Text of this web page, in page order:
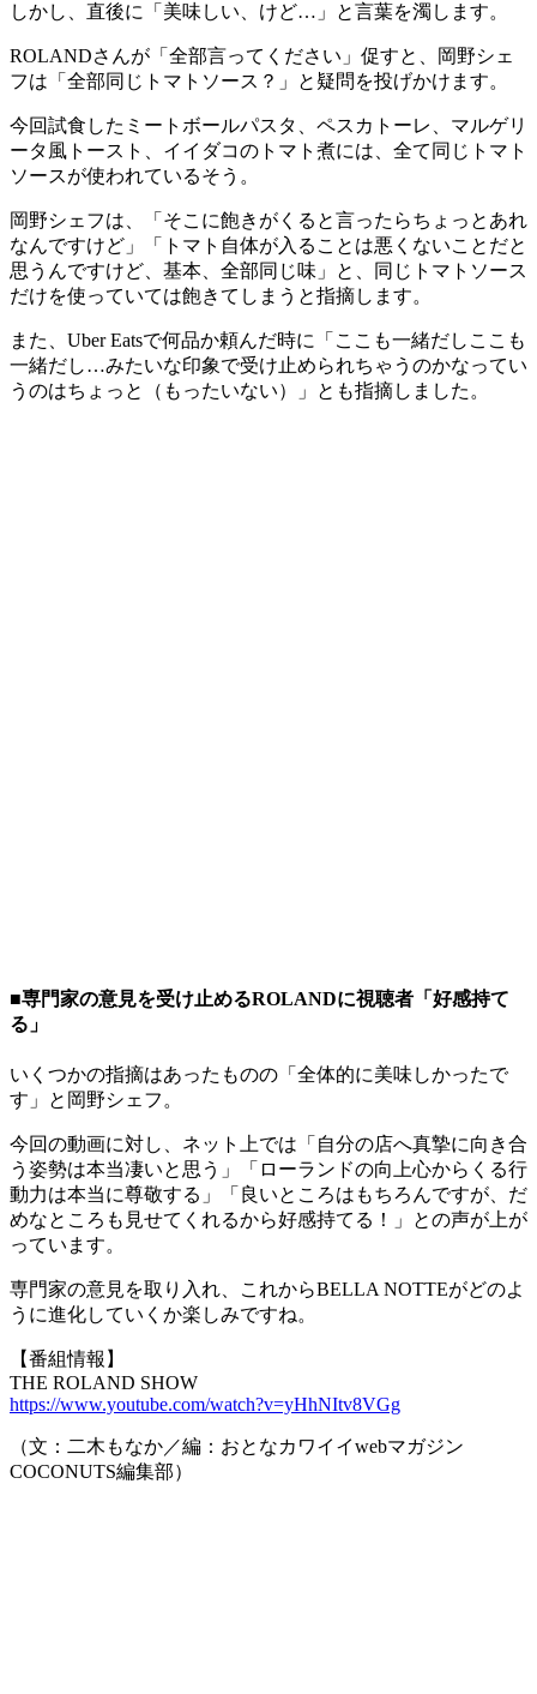
しかし、直後に「美味しい、けど…」と言葉を濁します。
ROLANDさんが「全部言ってください」促すと、岡野シェ
フは「全部同じトマトソース？」と疑問を投げかけます。
今回試食したミートボールパスタ、ペスカトーレ、マルゲリ
ータ風トースト、イイダコのトマト煮には、全て同じトマト
ソースが使われているそう。
岡野シェフは、「そこに飽きがくると言ったらちょっとあれ
なんですけど」「トマト自体が入ることは悪くないことだと
思うんですけど、基本、全部同じ味」と、同じトマトソース
だけを使っていては飽きてしまうと指摘します。
また、Uber Eatsで何品か頼んだ時に「ここも一緒だしここも
一緒だし…みたいな印象で受け止められちゃうのかなってい
うのはちょっと（もったいない）」とも指摘しました。
■専門家の意見を受け止めるROLANDに視聴者「好感持て
る」
いくつかの指摘はあったものの「全体的に美味しかったで
す」と岡野シェフ。
今回の動画に対し、ネット上では「自分の店へ真摯に向き合
う姿勢は本当凄いと思う」「ローランドの向上心からくる行
動力は本当に尊敬する」「良いところはもちろんですが、だ
めなところも見せてくれるから好感持てる！」との声が上が
っています。
専門家の意見を取り入れ、これからBELLA NOTTEがどのよ
うに進化していくか楽しみですね。
【番組情報】
THE ROLAND SHOW
https://www.youtube.com/watch?v=yHhNItv8VGg
（文：二木もなか／編：おとなカワイイwebマガジン
COCONUTS編集部）